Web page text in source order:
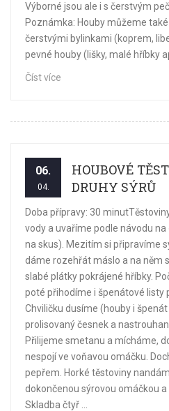
Výborné jsou ale i s čerstvým
Poznámka: Houby můžeme
čerstvými bylinkami (koprem,
pevné houby (lišky, malé hříbky
Číst více
06.
04.
HOUBOVÉ
DRUHY SÝRŮ
Doba přípravy: 30
vody a uvaříme podle návodu
na skus). Mezitím si připravíme
dáme rozehřát máslo a na něm
slabé plátky pokrájené hříbky.
poté přihodíme i špenátové listy
Chviličku dusíme (houby i
prolisovaný česnek a
Přilijeme smetanu a mícháme,
nespojí ve voňavou omáčku.
pepřem. Horké těstoviny
dokončenou sýrovou omáčkou
Skladba čtyř ...